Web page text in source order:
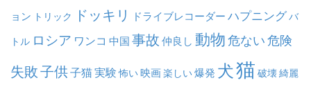
ョン トリック ドッキリ ドライブレコーダー ハプニング バ
トル ロシア ワンコ 中国 事故 仲良し 動物 危ない 危険
失敗子供子猫実験 怖い映画楽しい爆発 犬猫 破壊綺麗